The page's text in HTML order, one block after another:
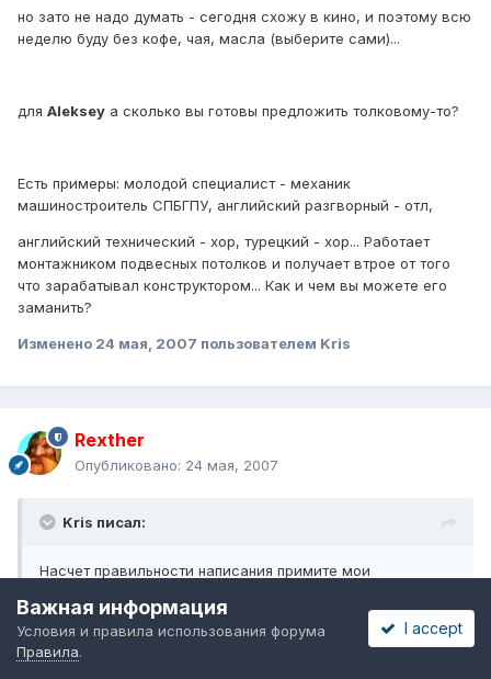
но зато не надо думать - сегодня схожу в кино, и поэтому всю
неделю буду без кофе, чая, масла (выберите сами)...
для Aleksey а сколько вы готовы предложить толковому-то?
Есть примеры: молодой специалист - механик
машиностроитель СПБГПУ, английский разгворный - отл,
английский технический - хор, турецкий - хор... Работает
монтажником подвесных потолков и получает втрое от того
что зарабатывал конструктором... Как и чем вы можете его
заманить?
Изменено 24 мая, 2007 пользователем Kris
Rexther
Опубликовано: 24 мая, 2007
Kris писал:
Насчет правильности написания примите мои
Да Бог с ним с русским. Все не без грешны....
Важная информация
Условия и правила использования форума
Правила.
I accept